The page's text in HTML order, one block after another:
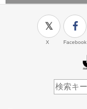
X Facebook